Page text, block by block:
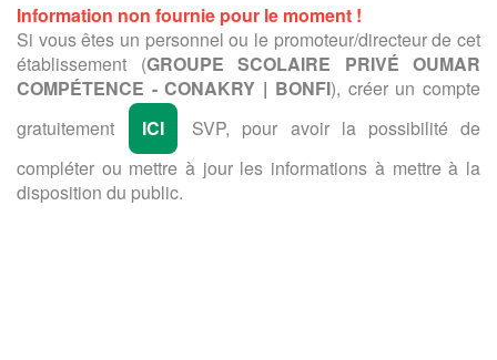
Information non fournie pour le moment !
Si vous êtes un personnel ou le promoteur/directeur de cet
établissement (GROUPE SCOLAIRE PRIVÉ OUMAR
COMPÉTENCE - CONAKRY | BONFI), créer un compte
gratuitement
ICI
SVP, pour avoir la possibilité de
compléter ou mettre à jour les informations à mettre à la
disposition du public.